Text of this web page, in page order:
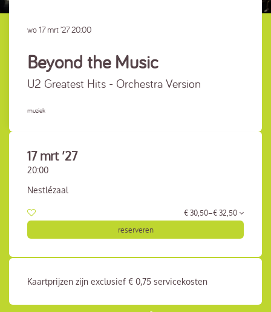
Beyond the Music
U2 Greatest Hits - Orchestra Version
wo 17 mrt ’2720:00
muziek
17 mrt ’27
20:00
Nestlézaal
€ 30,50–€ 32,50
reserveren
Kaartprijzen zijn exclusief € 0,75 servicekosten